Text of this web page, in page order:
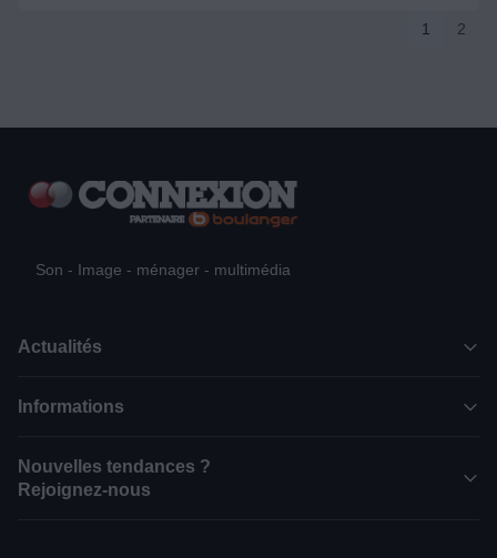
1 2
Son - Image - ménager - multimédia
Actualités
Informations
Nouvelles tendances ?
Rejoignez-nous